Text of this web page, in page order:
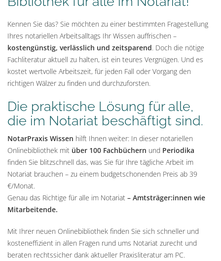
Kennen Sie das? Sie möchten zu einer bestimmten Fragestellung
Ihres notariellen Arbeitsalltags Ihr Wissen auffrischen –
kostengünstig, verlässlich und zeitsparend. Doch die nötige
Fachliteratur aktuell zu halten, ist ein teures Vergnügen. Und es
kostet wertvolle Arbeitszeit, für jeden Fall oder Vorgang den
richtigen Wälzer zu finden und durchzuforsten.
Die praktische Lösung für alle,
die im Notariat beschäftigt sind.
NotarPraxis Wissen hilft Ihnen weiter: In dieser notariellen
Onlinebibliothek mit über 100 Fachbüchern und Periodika
finden Sie blitzschnell das, was Sie für Ihre tägliche Arbeit im
Notariat brauchen – zu einem budgetschonenden Preis ab 39
€/Monat.
Genau das Richtige für alle im Notariat – Amtsträger:innen wie
Mitarbeitende.
Mit Ihrer neuen Onlinebibliothek finden Sie sich schneller und
kosteneffizient in allen Fragen rund ums Notariat zurecht und
beraten rechtssicher dank aktueller Praxisliteratur am PC.